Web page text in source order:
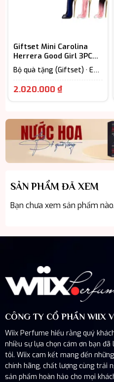
Giftset Mini Carolina
Herrera Good Girl 3PCS
– Tinh Tế, Quyến Rũ, Dễ
Dùng
Bộ quà tặng (Giftset) · EDP
hương từ 7-12h) · Floral –
2.020.000₫
SẢN PHẨM ĐÃ XEM
Bạn chưa xem sản phẩm nào.
CÔNG TY CỔ PHẦN WIIX
Wiix Perfume hiểu rằng quý
nhiều sự lựa chọn cám ơn bạn đã
tôi. Wiix cam kết mang đến
chính hãng, chất lượng cùng trải
sản phẩm hoàn hảo cho mọi